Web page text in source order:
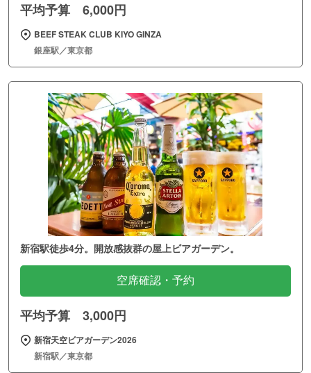
平均予算 6,000円
BEEF STEAK CLUB KIYO GINZA
銀座駅／東京都
新宿駅徒歩4分。開放感抜群の屋上ビアガーデン。
空席確認・予約
平均予算 3,000円
新宿天空ビアガーデン2026
新宿駅／東京都